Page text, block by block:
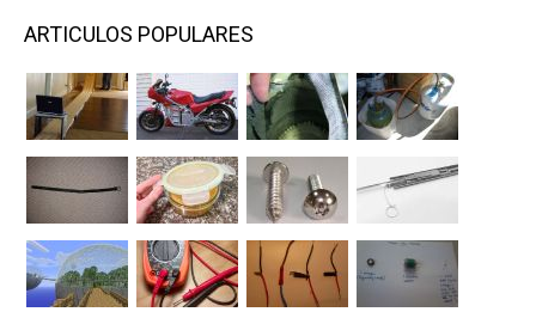
ARTICULOS POPULARES